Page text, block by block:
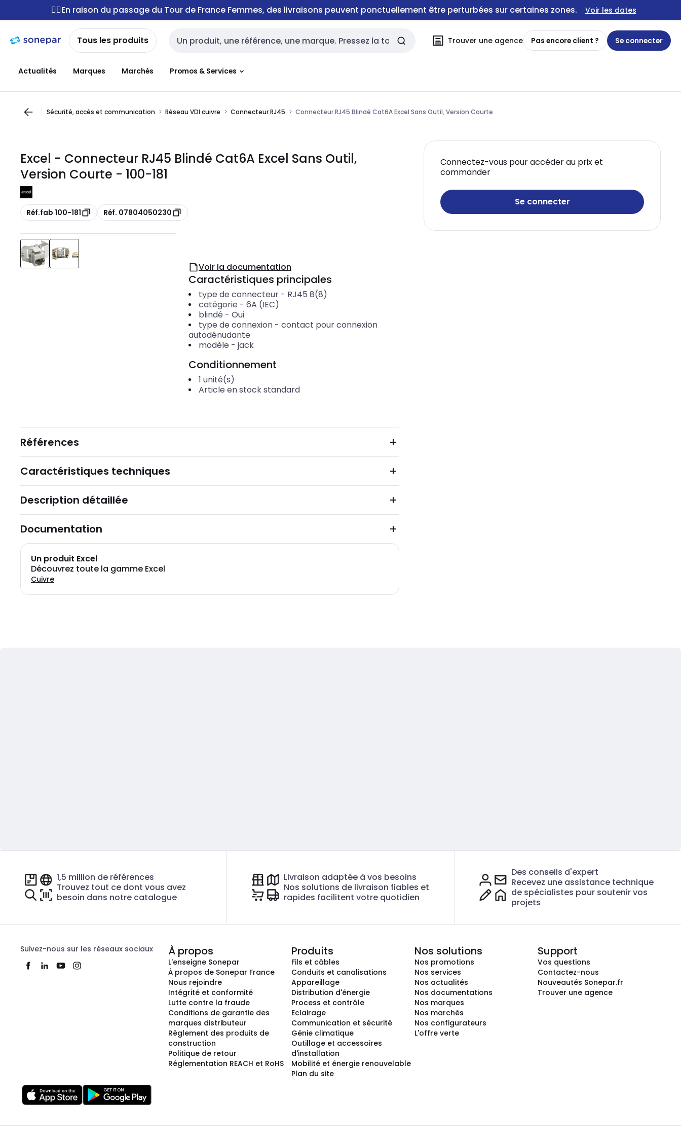
navigation
Passer
au
contenu
🚴‍♂️En raison du passage du Tour de France Femmes, des livraisons peuvent ponctuellement être perturbées sur certaines zones. Voir les dates
Tous les produits Entrée de recherche Trouver une agence Pas encore client ? Se connecter
Actualités Marques Marchés Promos & Services
Sécurité, accès et communication Réseau VDI cuivre Connecteur RJ45 Connecteur RJ45 Blindé Cat6A Excel Sans Outil, Version Courte
Excel - Connecteur RJ45 Blindé Cat6A Excel Sans Outil,
Version Courte - 100-181
Copie
Réf.fab 100-181 Copie
Réf. 07804050230
Connectez-vous pour accéder au prix et
commander
Se connecter
Voir la documentation
Caractéristiques principales
type de connecteur- RJ45 8(8)
catégorie - 6A (IEC)
blindé - Oui
type de connexion- contact pour connexion
autodénudante
modèle - jack
Conditionnement
1 unité(s)
Article en stock standard
Références
Caractéristiques techniques
Description détaillée
Documentation
Un produit Excel
Découvrez toute la gamme Excel
Cuivre
1,5 million de références
Trouvez tout ce dont vous avez
besoin dans notre catalogue
Livraison adaptée à vos besoins
Nos solutions de livraison fiables et
rapides facilitent votre quotidien
Des conseils d'expert
Recevez une assistance technique
de spécialistes pour soutenir vos
projets
Suivez-nous sur les réseaux sociaux À propos
L'enseigne Sonepar
À propos de Sonepar France
Nous rejoindre
Intégrité et conformité
Lutte contre la fraude
Conditions de garantie des
marques distributeur
Règlement des produits de
construction
Politique de retour
Réglementation REACH et RoHS
Produits
Fils et câbles
Conduits et canalisations
Appareillage
Distribution d'énergie
Process et contrôle
Eclairage
Communication et sécurité
Génie climatique
Outillage et accessoires
d'installation
Mobilité et énergie renouvelable
Plan du site
Nos solutions
Nos promotions
Nos services
Nos actualités
Nos documentations
Nos marques
Nos marchés
Nos configurateurs
L'offre verte
Support
Vos questions
Contactez-nous
Nouveautés Sonepar.fr
Trouver une agence